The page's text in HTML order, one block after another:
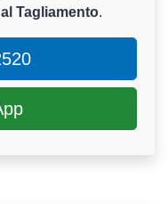
Tagliamento.